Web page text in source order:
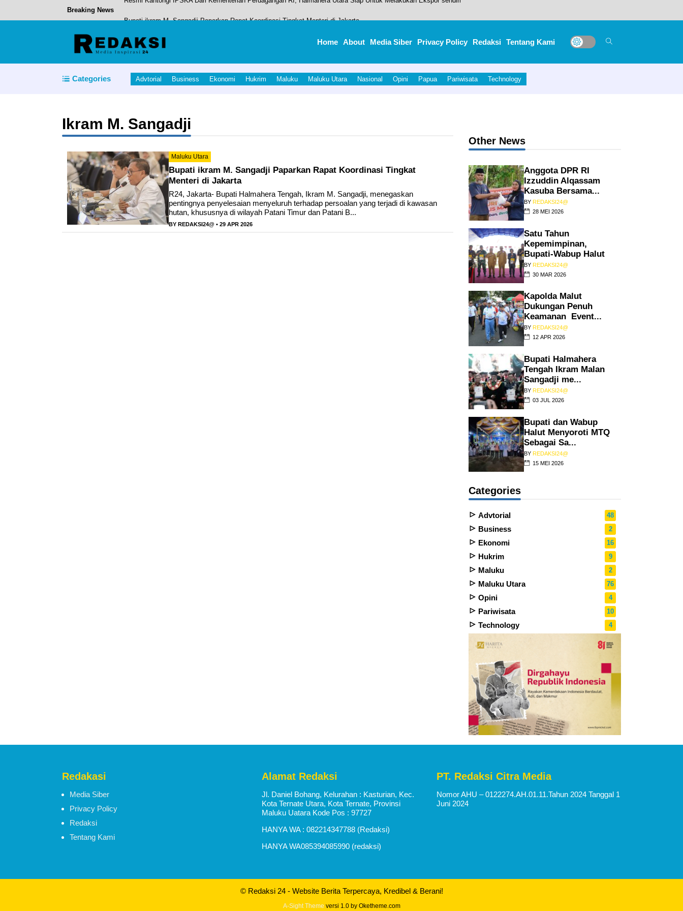
Breaking News
Bupati Halteng Dorong Kesejahteraan Buruh
Pemerintah Kabupaten Halmahera Tengah kembali dipercaya menjadi tuan rumah pelaksanaan kegiatan berskala nasional
Home About Media Siber Privacy Policy Redaksi Tentang Kami
Categories Advtorial Business Ekonomi Hukrim Maluku Maluku Utara Nasional Opini Papua Pariwisata Technology
Ikram M. Sangadji
Maluku Utara
Bupati ikram M. Sangadji Paparkan Rapat Koordinasi Tingkat
Menteri di Jakarta
R24, Jakarta- Bupati Halmahera Tengah, Ikram M. Sangadji, menegaskan
pentingnya penyelesaian menyeluruh terhadap persoalan yang terjadi di kawasan
hutan, khususnya di wilayah Patani Timur dan Patani B...
BY REDAKSI24@ • 29 APR 2026
Other News
Anggota DPR RI
Izzuddin Alqassam
Kasuba Bersama...
BY REDAKSI24@
28 MEI 2026
Satu Tahun
Kepemimpinan,
Bupati-Wabup Halut
BY REDAKSI24@
30 MAR 2026
Kapolda Malut
Dukungan Penuh
Keamanan Event...
BY REDAKSI24@
12 APR 2026
Bupati Halmahera
Tengah Ikram Malan
Sangadji me...
BY REDAKSI24@
03 JUL 2026
Bupati dan Wabup
Halut Menyoroti MTQ
Sebagai Sa...
BY REDAKSI24@
15 MEI 2026
Categories
Advtorial 48
Business 2
Ekonomi 16
Hukrim 9
Maluku 2
Maluku Utara 76
Opini 4
Pariwisata 10
Technology 4
Redakasi
Media Siber
Privacy Policy
Redaksi
Tentang Kami
Alamat Redaksi
Jl. Daniel Bohang, Kelurahan : Kasturian, Kec.
Kota Ternate Utara, Kota Ternate, Provinsi
Maluku Uatara Kode Pos : 97727
HANYA WA : 082214347788 (Redaksi)
HANYA WA085394085990 (redaksi)
PT. Redaksi Citra Media
Nomor AHU – 0122274.AH.01.11.Tahun 2024 Tanggal 1
Juni 2024
© Redaksi 24 - Website Berita Terpercaya, Kredibel & Berani!
A-Sight Theme versi 1.0 by Oketheme.com